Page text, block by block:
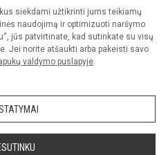
siekdami užtikrinti jums teikiamų
naudojimą ir optimizuoti naršymo
jūs patvirtinate, kad sutinkate su visų
Jei norite atšaukti arba pakeisti savo
valdymo puslapyje.
Visos teisės saugomos.
sutikimo griežtai draudžiama.
Slapukų valdymas